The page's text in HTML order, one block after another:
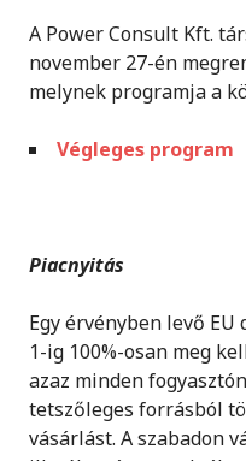
A Power Consult Kft.
november 27-én
melynek programja a
Végleges program
Piacnyitás
Egy érvényben levő
1-ig 100%-osan meg
azaz minden
tetszőleges forrásból
vásárlást. A szabadon